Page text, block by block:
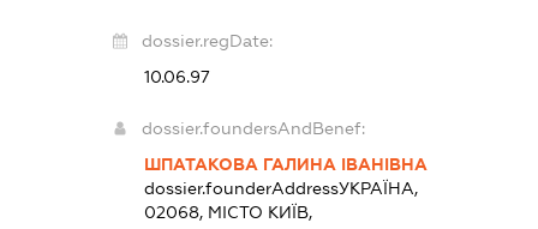
dossier.regDate:
10.06.97
dossier.foundersAndBenef:
ШПАТАКОВА ГАЛИНА ІВАНІВНА
dossier.founderAddressУКРАЇНА,
02068, МІСТО КИЇВ,